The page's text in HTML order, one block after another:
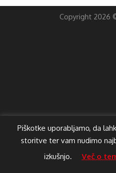
Piškotke uporabljamo, da
storitve ter vam nudimo
izkušnjo.
Več o
Copyright 2026